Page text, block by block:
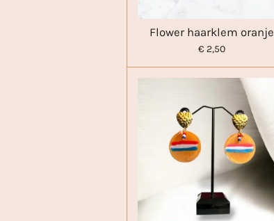
Flower haarklem oranje
€ 2,50